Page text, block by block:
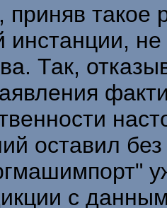
приняв
инстанции,
Так,
оставил
с